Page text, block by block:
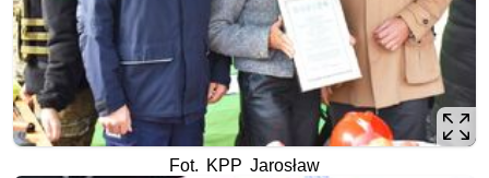
Fot. KPP Jarosław